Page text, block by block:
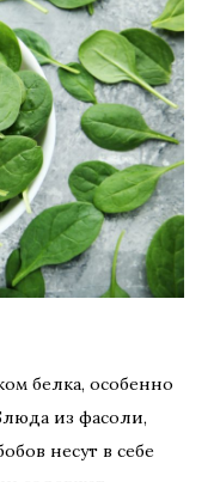
белка, особенно
из фасоли,
несут в себе